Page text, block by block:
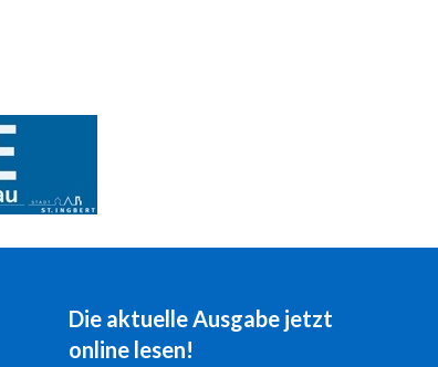
Die aktuelle Ausgabe jetzt
online lesen!